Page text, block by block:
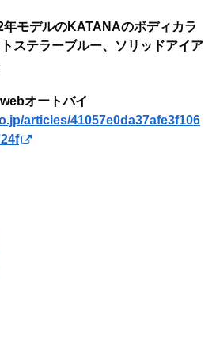
年モデルのKATANAのボディカラ
ステラーブルー、ソリッドアイア
オートバイ
articles/41057e0da37afe3f106